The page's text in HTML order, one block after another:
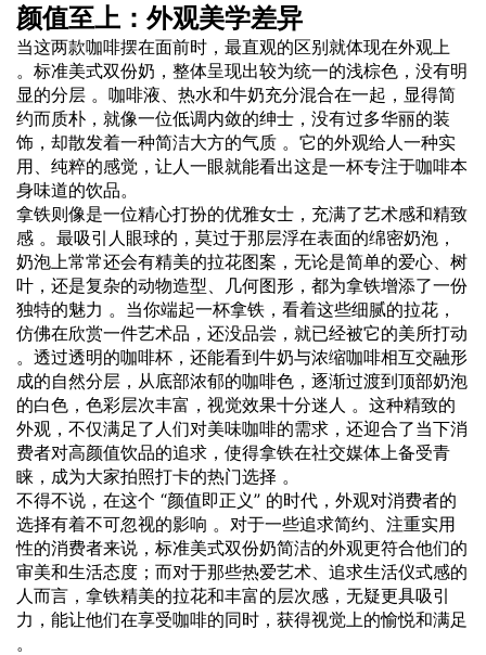
颜值至上：外观美学差异
当这两款咖啡摆在面前时，最直观的区别就体现在外观上
。标准美式双份奶，整体呈现出较为统一的浅棕色，没有明
显的分层 。咖啡液、热水和牛奶充分混合在一起，显得简
约而质朴，就像一位低调内敛的绅士，没有过多华丽的装
饰，却散发着一种简洁大方的气质 。它的外观给人一种实
用、纯粹的感觉，让人一眼就能看出这是一杯专注于咖啡本
身味道的饮品。
拿铁则像是一位精心打扮的优雅女士，充满了艺术感和精致
感 。最吸引人眼球的，莫过于那层浮在表面的绵密奶泡，
奶泡上常常还会有精美的拉花图案，无论是简单的爱心、树
叶，还是复杂的动物造型、几何图形，都为拿铁增添了一份
独特的魅力 。当你端起一杯拿铁，看着这些细腻的拉花，
仿佛在欣赏一件艺术品，还没品尝，就已经被它的美所打动
。透过透明的咖啡杯，还能看到牛奶与浓缩咖啡相互交融形
成的自然分层，从底部浓郁的咖啡色，逐渐过渡到顶部奶泡
的白色，色彩层次丰富，视觉效果十分迷人 。这种精致的
外观，不仅满足了人们对美味咖啡的需求，还迎合了当下消
费者对高颜值饮品的追求，使得拿铁在社交媒体上备受青
睐，成为大家拍照打卡的热门选择 。
不得不说，在这个 “颜值即正义” 的时代，外观对消费者的
选择有着不可忽视的影响 。对于一些追求简约、注重实用
性的消费者来说，标准美式双份奶简洁的外观更符合他们的
审美和生活态度；而对于那些热爱艺术、追求生活仪式感的
人而言，拿铁精美的拉花和丰富的层次感，无疑更具吸引
力，能让他们在享受咖啡的同时，获得视觉上的愉悦和满足
。